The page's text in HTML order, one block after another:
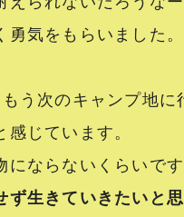
勇気をもらいました
う次のキャンプ地
感じています。
にならないくらいで
ず生きていきたいと思